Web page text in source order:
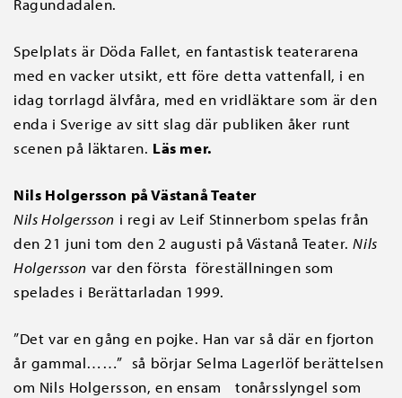
Ragundadalen.
Spelplats är Döda Fallet, en fantastisk teaterarena
med en vacker utsikt, ett före detta vattenfall, i en
idag torrlagd älvfåra, med en vridläktare som är den
enda i Sverige av sitt slag där publiken åker runt
scenen på läktaren. Läs mer.
Nils Holgersson på Västanå Teater
Nils Holgersson i regi av Leif Stinnerbom spelas från
den 21 juni tom den 2 augusti på Västanå Teater.Nils
Holgersson var den första föreställningen som
spelades i Berättarladan 1999.
”Det var en gång en pojke. Han var så där en fjorton
år gammal……” så börjar Selma Lagerlöf berättelsen
om Nils Holgersson, en ensam tonårsslyngel som